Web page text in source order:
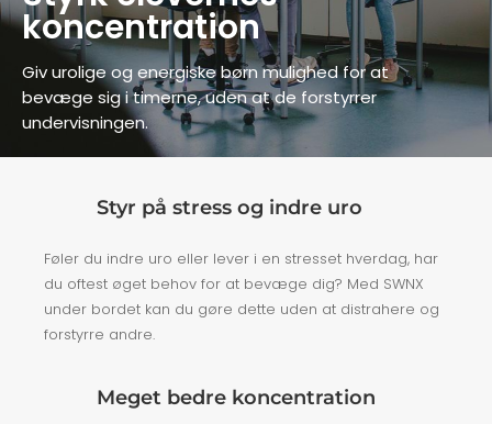
koncentration
Giv urolige og energiskebørn mulighed for at
bevæge sig i timerne, uden at de forstyrrer
undervisningen.
Styr på stress og indre uro
Føler du indre uro eller lever i en stresset hverdag, har
du oftest øget behov for at bevæge dig? Med SWNX
under bordet kan du gøre dette uden at distrahere og
forstyrre andre.
Meget bedre koncentration